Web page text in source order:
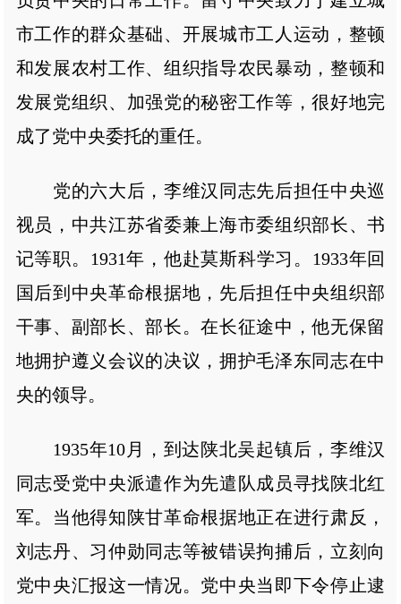
市工作的群众基础、开展城市工人运动，整顿
和发展农村工作、组织指导农民暴动，整顿和
发展党组织、加强党的秘密工作等，很好地完
成了党中央委托的重任。
党的六大后，李维汉同志先后担任中央巡
视员，中共江苏省委兼上海市委组织部长、书
记等职。1931年，他赴莫斯科学习。1933年回
国后到中央革命根据地，先后担任中央组织部
干事、副部长、部长。在长征途中，他无保留
地拥护遵义会议的决议，拥护毛泽东同志在中
央的领导。
1935年10月，到达陕北吴起镇后，李维汉
同志受党中央派遣作为先遣队成员寻找陕北红
军。当他得知陕甘革命根据地正在进行肃反，
刘志丹、习仲勋同志等被错误拘捕后，立刻向
党中央汇报这一情况。党中央当即下令停止逮